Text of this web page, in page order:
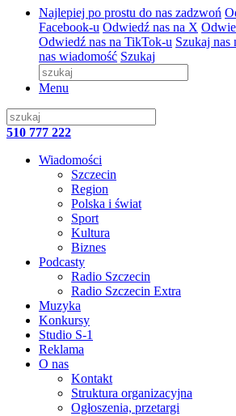
Najlepiej po prostu do nas zadzwoń
Facebook-u Odwiedź nas na X
Odwiedź nas na TikTok-u Szukaj nas
nas wiadomość Szukaj
Menu
510 777 222
Wiadomości
Szczecin
Region
Polska i świat
Sport
Kultura
Biznes
Podcasty
Radio Szczecin
Radio Szczecin Extra
Muzyka
Konkursy
Studio S-1
Reklama
O nas
Kontakt
Struktura organizacyjna
Ogłoszenia, przetargi